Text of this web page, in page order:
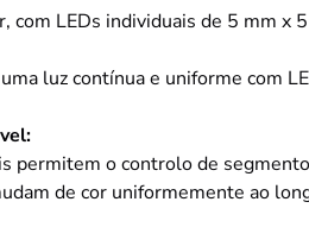
com LEDs individuais de 5 mm x
luz contínua e uniforme com
permitem o controlo de
de cor uniformemente ao